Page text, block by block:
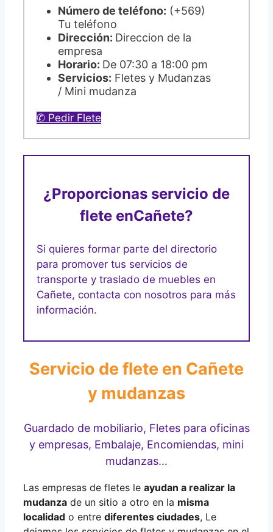
Número de teléfono: (+569)
Tu teléfono
Dirección: Direccion de la
empresa
Horario: De 07:30 a 18:00 pm
Servicios: Fletes y Mudanzas
/ Mini mudanza
✆ Pedir Flete
¿Proporcionas servicio de
flete enCañete?
Si quieres formar parte del directorio
para promover tus servicios de
transporte y traslado de muebles en
Cañete, contacta con nosotros para más
información.
Servicio de flete en Cañete
y mudanzas
Guardado de mobiliario, Fletes para oficinas
y empresas, Embalaje, Encomiendas, mini
mudanzas…
Las empresas de fletes le ayudan a realizar la
mudanza de un sitio a otro en la misma
localidad o entre diferentes ciudades, Le